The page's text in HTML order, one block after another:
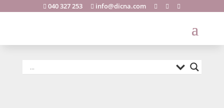
 040 327 253  info@dicna.com   